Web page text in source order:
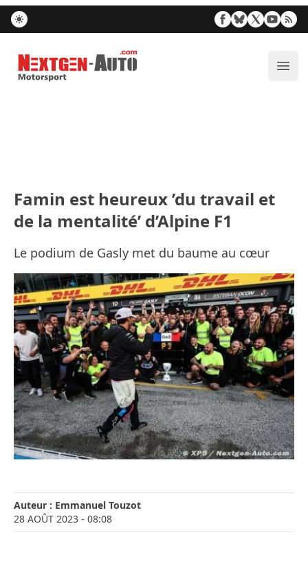
Nextgen-Auto.com
Famin est heureux ’du travail et
de la mentalité’ d’Alpine F1
Le podium de Gasly met du baume au cœur
Auteur : Emmanuel Touzot
28 AOÛT 2023 - 08:08